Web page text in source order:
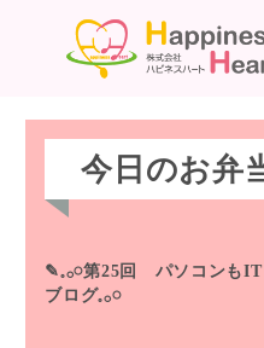
今日のお弁
✎𓈒𓂂𓏸第25回 パソコンもIT
ブログ𓈒𓂂𓏸